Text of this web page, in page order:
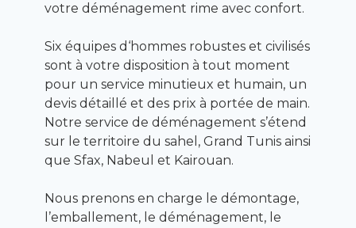
votre déménagement rime avec confort.
Six équipes d‘hommes robustes et civilisés
sont à votre disposition à tout moment
pour un service minutieux et humain, un
devis détaillé et des prix à portée de main.
Notre service de déménagement s’étend
sur le territoire du sahel, Grand Tunis ainsi
que Sfax, Nabeul et Kairouan.
Nous prenons en charge le démontage,
l’emballement, le déménagement, le